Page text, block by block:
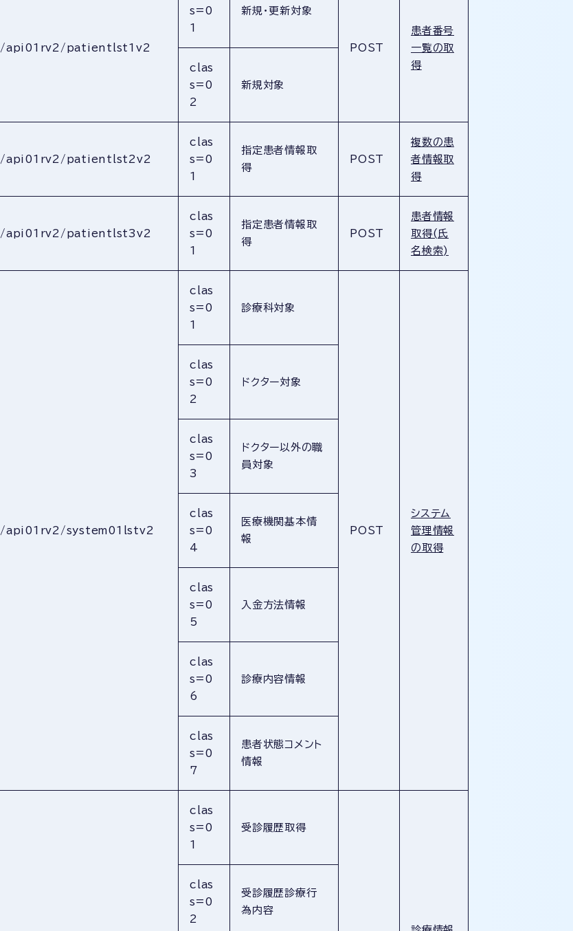
/api01rv2/patientlst1v2
s=0
1
新規・更新対象
POST
患者番号
一覧の取
得
clas
s=0
2
新規対象
/api01rv2/patientlst2v2
clas
s=0
1
指定患者情報取
得
POST
複数の患
者情報取
得
/api01rv2/patientlst3v2
clas
s=0
1
指定患者情報取
得
POST
患者情報
取得(氏
名検索)
/api01rv2/system01lstv2
clas
s=0
1
診療科対象
POST
システム
管理情報
の取得
clas
s=0
2
ドクター対象
clas
s=0
3
ドクター以外の職
員対象
clas
s=0
4
医療機関基本情
報
clas
s=0
5
入金方法情報
clas
s=0
6
診療内容情報
clas
s=0
7
患者状態コメント
情報
clas
s=0
1
受診履歴取得
clas
s=0
2
受診履歴診療行
為内容